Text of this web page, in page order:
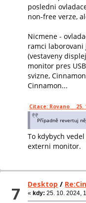
posledni
non-free verze,
Nicmene -
ramci
(vestaveny
monitor pres
svizne,
Cinnamon...
Citace: Rovano _ 25.
Případně revertuj
To kdybych
externi monitor.
7 Desktop /
«kdy: 25. 10. 2024,